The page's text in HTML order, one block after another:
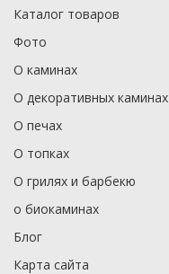
Каталог товаров
Фото
О каминах
О декоративных каминах
О печах
О топках
О грилях и барбекю
о биокаминах
Блог
Карта сайта